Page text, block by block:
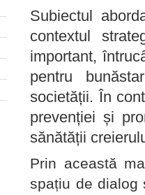
Subiectul
contextul
important,
pentru
societății. În
prevenției și
sănătății
Prin această
spațiu de dialog